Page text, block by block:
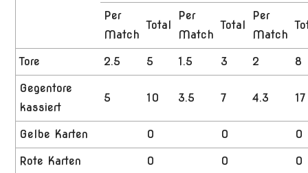
Per
Match
Total
Per
Match
Total
Per
Match
Tore 2.5 5 1.5 3 2 8
Gegentore
kassiert
5 10 3.5 7 4.3 17
Gelbe Karten 0 0 0
Rote Karten 0 0 0